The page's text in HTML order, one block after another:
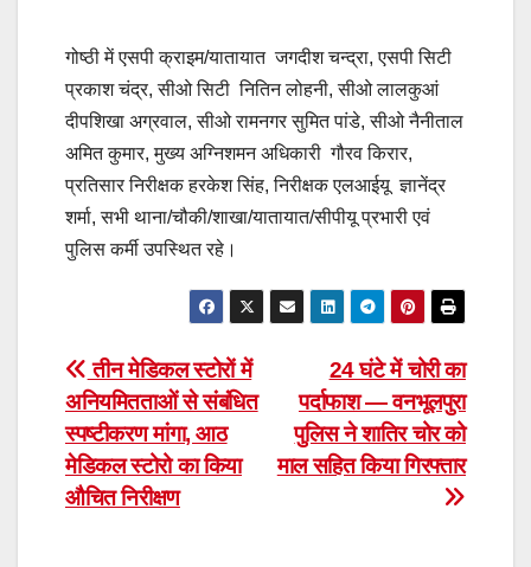
गोष्ठी में एसपी क्राइम/यातायात जगदीश चन्द्रा, एसपी सिटी
प्रकाश चंद्र, सीओ सिटी नितिन लोहनी, सीओ लालकुआं
दीपशिखा अग्रवाल, सीओ रामनगर सुमित पांडे, सीओ नैनीताल
अमित कुमार, मुख्य अग्निशमन अधिकारी गौरव किरार,
प्रतिसार निरीक्षक हरकेश सिंह, निरीक्षक एलआईयू ज्ञानेंद्र
शर्मा, सभी थाना/चौकी/शाखा/यातायात/सीपीयू प्रभारी एवं
पुलिस कर्मी उपस्थित रहे।
Post
navigation
24 घंटे में चोरी का
पर्दाफाश — वनभूलपुरा
पुलिस ने शातिर चोर को
माल सहित किया गिरफ्तार
तीन मेडिकल स्टोरों में
अनियमितताओं से संबंधित
स्पष्टीकरण मांगा, आठ
मेडिकल स्टोरो का किया
औचित निरीक्षण